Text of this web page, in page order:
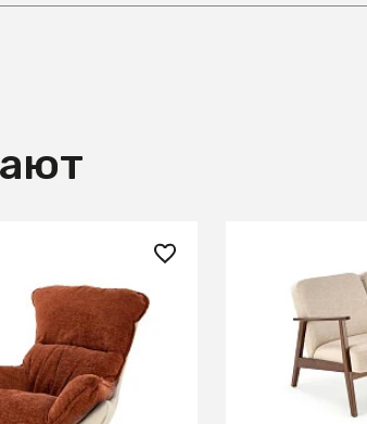
LOBSTER корица/
73 660 ₽
Диван
Castel 15